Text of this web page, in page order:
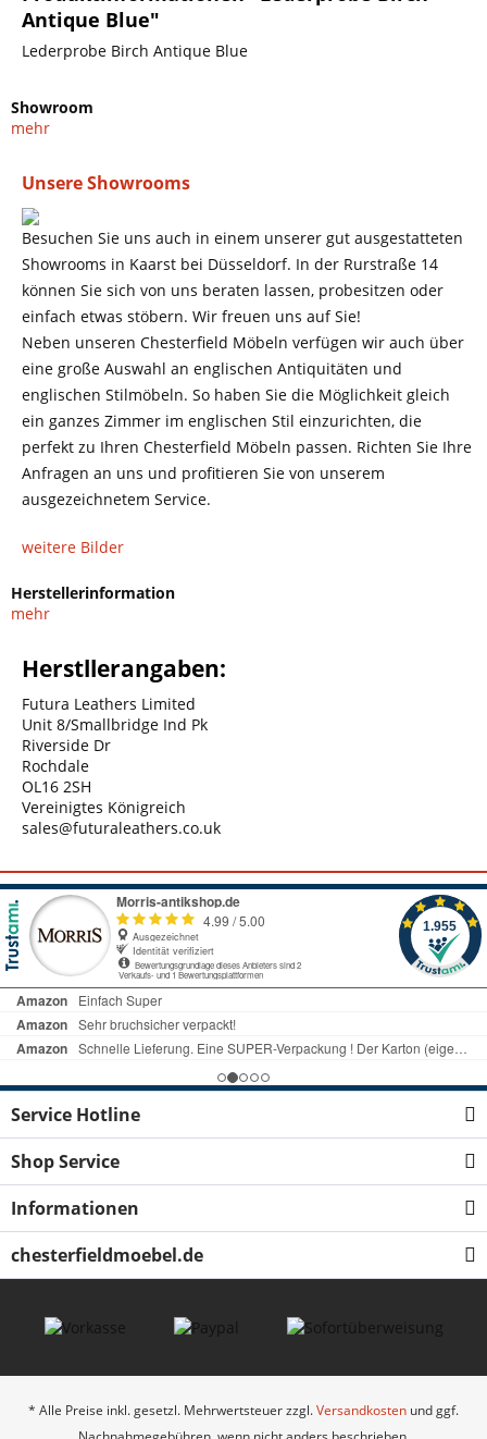
Antique Blue"
Lederprobe Birch Antique Blue
Showroom
mehr
Unsere Showrooms
Besuchen Sie uns auch in einem unserer gut ausgestatteten
Showrooms in Kaarst bei Düsseldorf. In der Rurstraße 14
können Sie sich von uns beraten lassen, probesitzen oder
einfach etwas stöbern. Wir freuen uns auf Sie!
Neben unseren Chesterfield Möbeln verfügen wir auch über
eine große Auswahl an englischen Antiquitäten und
englischen Stilmöbeln. So haben Sie die Möglichkeit gleich
ein ganzes Zimmer im englischen Stil einzurichten, die
perfekt zu Ihren Chesterfield Möbeln passen. Richten Sie Ihre
Anfragen an uns und profitieren Sie von unserem
ausgezeichnetem Service.
weitere Bilder
Herstellerinformation
mehr
Herstllerangaben:
Futura Leathers Limited
Unit 8/Smallbridge Ind Pk
Riverside Dr
Rochdale
OL16 2SH
Vereinigtes Königreich
sales@futuraleathers.co.uk
Service Hotline
Shop Service
Informationen
chesterfieldmoebel.de
* Alle Preise inkl. gesetzl. Mehrwertsteuer zzgl.Versandkosten und ggf.